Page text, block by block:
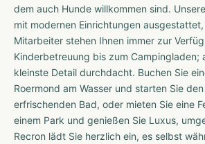
dem auch Hunde willkommen sind.
mit modernen Einrichtungen
Mitarbeiter stehen Ihnen immer zur
Kinderbetreuung bis zum Campingladen;
kleinste Detail durchdacht. Buchen Sie
Roermond am Wasser und starten Sie
erfrischenden Bad, oder mieten Sie eine
einem Park und genießen Sie Luxus,
Recron lädt Sie herzlich ein, es selbst